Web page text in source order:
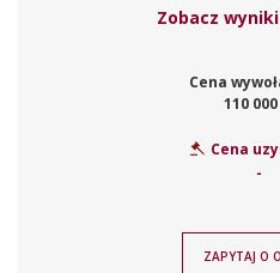
Zobacz
Cena
110 000
Cena
-
ZAPYTAJ O